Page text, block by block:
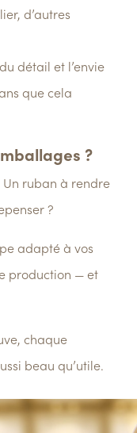
d’autres
détail et l’envie
que cela
?
Un ruban à rendre
?
adaptéà vos
production — et
, chaque
beau qu’utile.